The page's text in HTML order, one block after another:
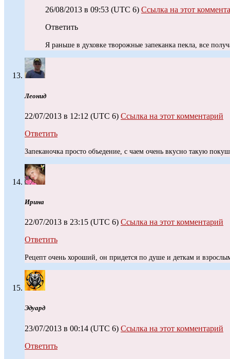
26/08/2013 в 09:53 (UTC 6) Ссылка на этот
Ответить
Я раньше в духовке творожные запеканка пекла, все
Леонид
22/07/2013 в 12:12 (UTC 6) Ссылка на этот комментарий
Ответить
Запеканочка просто объедение, с чаем очень вкусно такую
Ирина
22/07/2013 в 23:15 (UTC 6) Ссылка на этот комментарий
Ответить
Рецепт очень хороший, он придется по душе и деткам и
Эдуард
23/07/2013 в 00:14 (UTC 6) Ссылка на этот комментарий
Ответить